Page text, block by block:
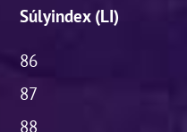
Súlyindex (LI)
86
87
88